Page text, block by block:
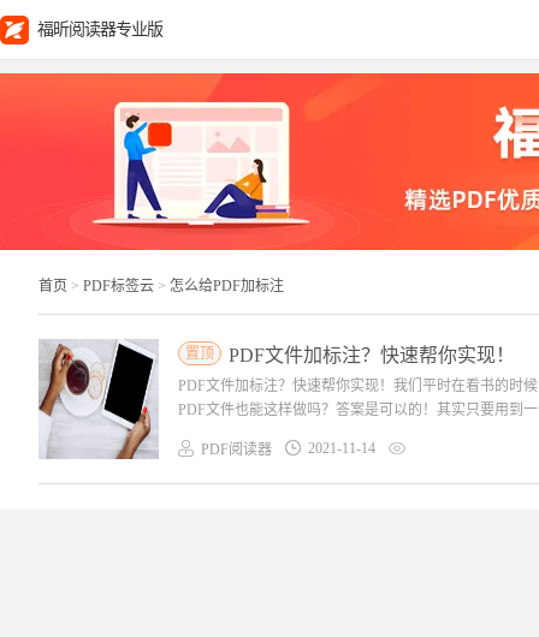
福昕阅读器专业版
首页 > PDF标签云 > 怎么给PDF加标注
置顶 PDF文件加标注？快速帮你实现！
PDF文件加标注？快速帮你实现！我们平时在看书的时
PDF文件也能这样做吗？答案是可以的！其实只要用到
PDF阅读器 2021-11-14